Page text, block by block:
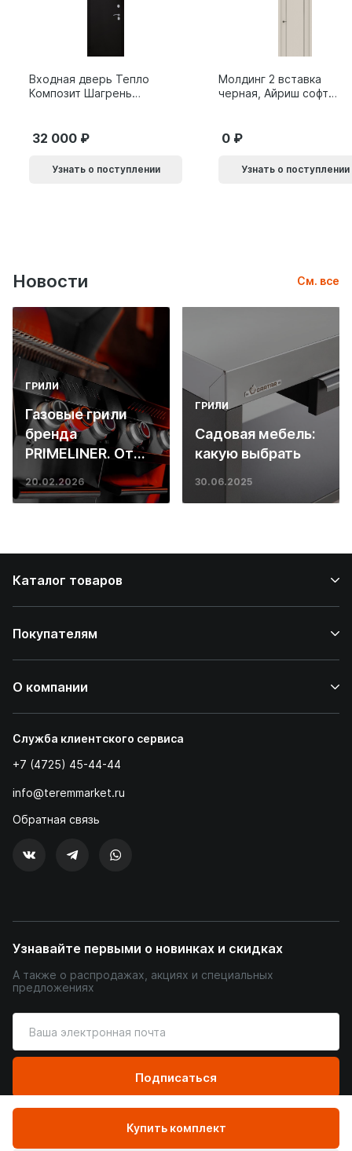
Купить комплект
Входная дверь Тепло
Композит Шагрень
32 000
Узнать о поступлении
Молдинг 2 вставка
черная, Айриш софт
0
Узнать о поступлении
Новости См. все
ГРИЛИ
Газовые грили
бренда
PRIMELINER. От
основ инженерии
до ресторанных
20.02.2026
ГРИЛИ
Садовая мебель:
какую выбрать
30.06.2025
Каталог товаров
Покупателям
О компании
Служба клиентского сервиса
+7 (4725) 45-44-44
info@teremmarket.ru
Обратная связь
Узнавайте первыми о новинках и скидках
А также о распродажах, акциях и специальных
предложениях
ваш
адрес
почты
Подписаться